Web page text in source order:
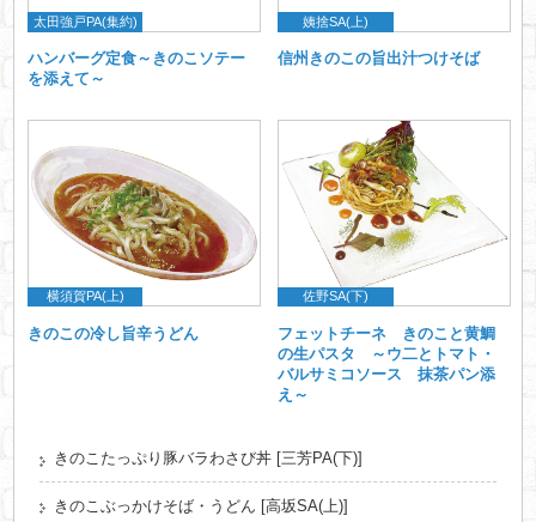
太田強戸PA(集約)
ハンバーグ定食～きのこソテー
を添えて～
姨捨SA(上)
信州きのこの旨出汁つけそば
横須賀PA(上)
きのこの冷し旨辛うどん
佐野SA(下)
フェットチーネ きのこと黄鯛
の生パスタ ～ウ二とトマト・
バルサミコソース 抹茶パン添
え～
きのこたっぷり豚バラわさび丼 [三芳PA(下)]
きのこぶっかけそば・うどん [高坂SA(上)]